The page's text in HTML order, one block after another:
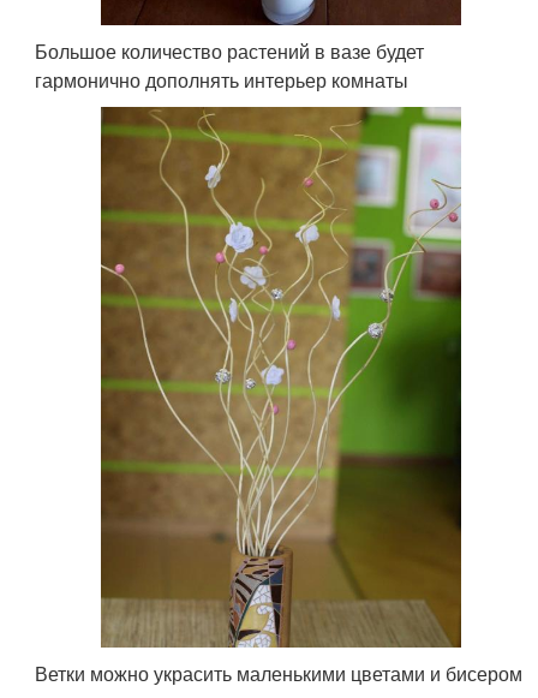
Большое количество растений в вазе будет
гармонично дополнять интерьер комнаты
Ветки можно украсить маленькими цветами и бисером